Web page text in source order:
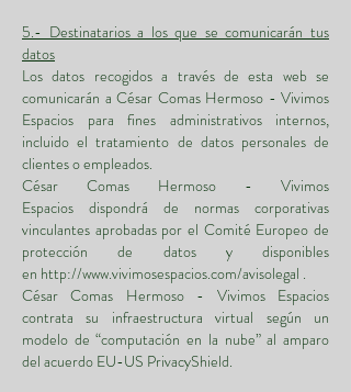
5.- Destinatarios a los que se comunicarán tus
datos
Los datos recogidos a través de esta web se
comunicarán a César Comas Hermoso - Vivimos
Espacios para fines administrativos internos,
incluido el tratamiento de datos personales de
clientes o empleados.
César Comas Hermoso - Vivimos
Espacios dispondrá de normas corporativas
vinculantes aprobadas por el Comité Europeo de
protección de datos y disponibles
en http://www.vivimosespacios.com/avisolegal .
César Comas Hermoso - Vivimos Espacios
contrata su infraestructura virtual según un
modelo de “computación en la nube” al amparo
del acuerdo EU-US PrivacyShield.